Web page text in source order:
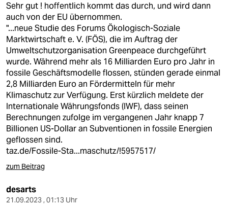
genossenschaft
epaper login
Sehr gut ! hoffentlich kommt das durch, und wird dann
auch von der EU übernommen.
"...neue Studie des Forums Ökologisch-Soziale
Marktwirtschaft e. V. (FÖS), die im Auftrag der
Umweltschutzorganisation Greenpeace durchgeführt
wurde. Während mehr als 16 Milliarden Euro pro Jahr in
fossile Geschäftsmodelle flossen, stünden gerade einmal
2,8 Milliarden Euro an Fördermitteln für mehr
Klimaschutz zur Verfügung. Erst kürzlich meldete der
Internationale Währungsfonds (IWF), dass seinen
Berechnungen zufolge im vergangenen Jahr knapp 7
Billionen US-Dollar an Subventionen in fossile Energien
geflossen sind.
taz.de/Fossile-Sta...maschutz/!5957517/
zum Beitrag
desarts
21.09.2023 , 01:13 Uhr